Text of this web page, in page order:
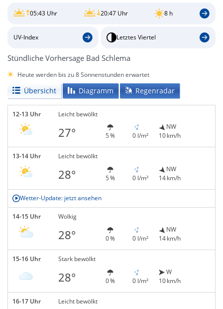
05:43 Uhr 20:47 Uhr 8 h
UV-Index Letztes Viertel
Stündliche Vorhersage Bad Schlema
Heute werden bis zu 8 Sonnenstunden erwartet
Übersicht Diagramm Regenradar
12-13 Uhr Leicht bewölkt
27° 5 % 0 l/m²
NW
10 km/h
13-14 Uhr Leicht bewölkt
28° 5 % 0 l/m²
NW
14 km/h
Wetter-Update: jetzt ansehen
14-15 Uhr Wolkig
28° 0 % 0 l/m²
NW
14 km/h
15-16 Uhr Stark bewölkt
28° 0 % 0 l/m²
W
10 km/h
16-17 Uhr Leicht bewölkt